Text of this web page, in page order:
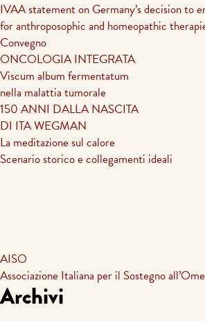
IVAA statement on Germany’s decision to
for anthroposophic and homeopathic
Convegno
ONCOLOGIA INTEGRATA
Viscum album fermentatum
nella malattia tumorale
150 ANNI DALLA NASCITA
DI ITA WEGMAN
La meditazione sul calore
Scenario storico e collegamenti ideali
AISO
Associazione Italiana per il Sostegno
Archivi